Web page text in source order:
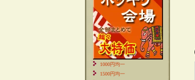
1000円均一
1500円均一